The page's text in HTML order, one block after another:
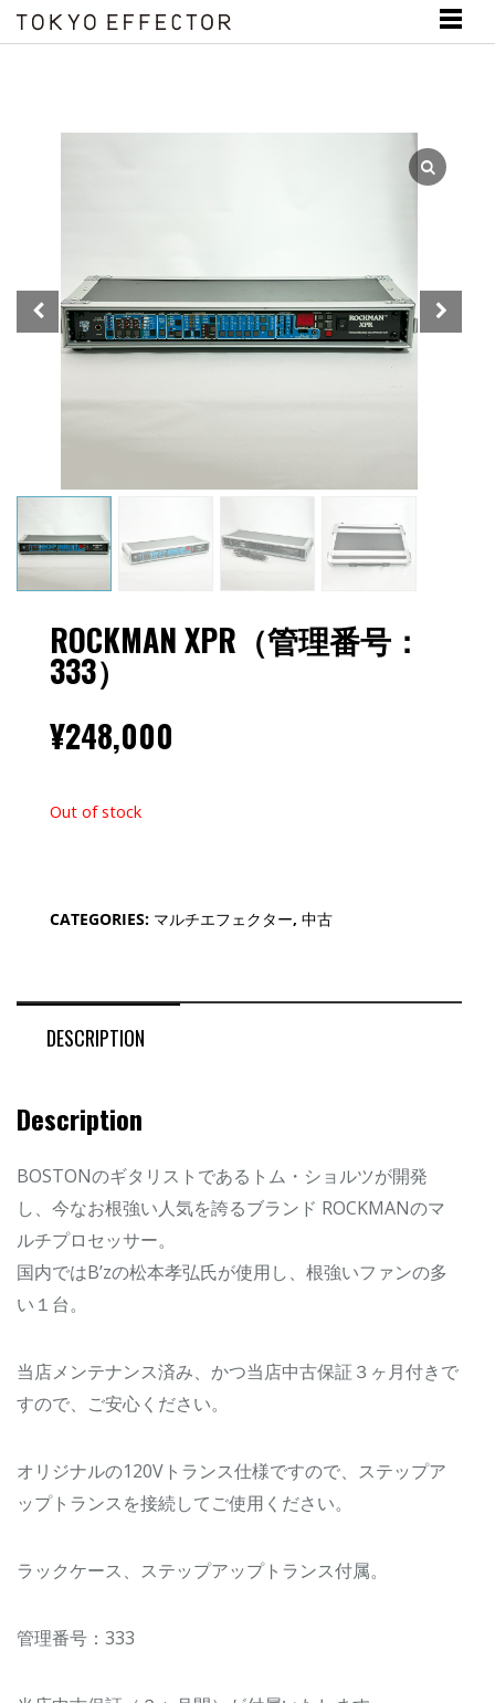
ROCKMAN XPR（管理番号：
333）
¥248,000
Out of stock
CATEGORIES: マルチエフェクター, 中古
DESCRIPTION
Description
BOSTONのギタリストであるトム・ショルツが開発
し、今なお根強い人気を誇るブランド ROCKMANのマ
ルチプロセッサー。
国内ではB’zの松本孝弘氏が使用し、根強いファンの多
い１台。
当店メンテナンス済み、かつ当店中古保証３ヶ月付きで
すので、ご安心ください。
オリジナルの120Vトランス仕様ですので、ステップア
ップトランスを接続してご使用ください。
ラックケース、ステップアップトランス付属。
管理番号：333